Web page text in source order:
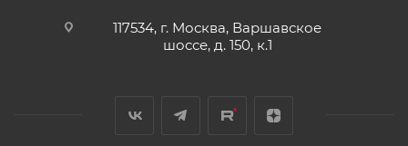
117534, г. Москва, Варшавское
шоссе, д. 150, к.1